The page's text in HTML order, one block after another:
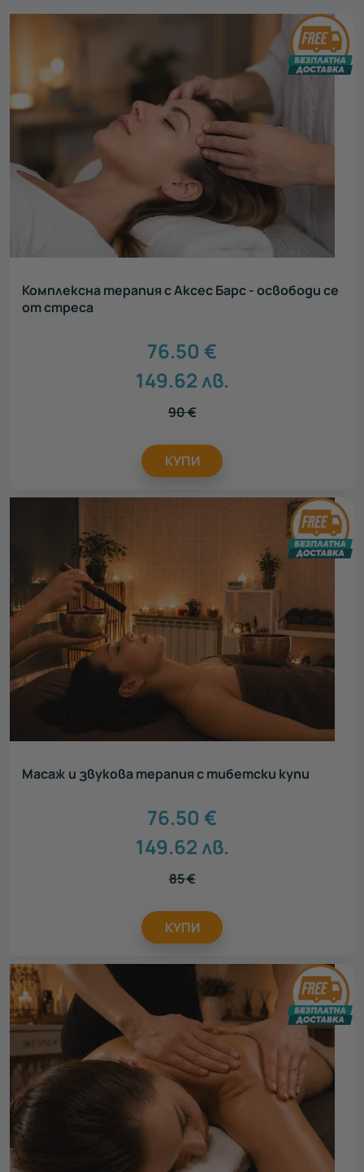
Комплексна терапия с Аксес Барс - освободи се
от стреса
76.50 €
149.62лв.
90€
КУПИ
Масаж и звукова терапия с тибетски купи
76.50 €
149.62лв.
85€
КУПИ